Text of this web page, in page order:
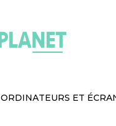
ORDINATEURS ET